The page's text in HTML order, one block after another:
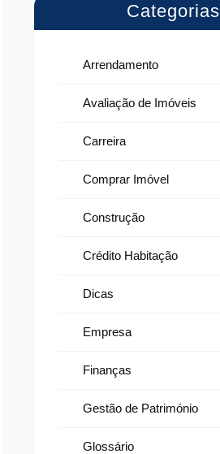
Categorias
Arrendamento
Avaliação de Imóveis
Carreira
Comprar Imóvel
Construção
Crédito Habitação
Dicas
Empresa
Finanças
Gestão de Património
Glossário